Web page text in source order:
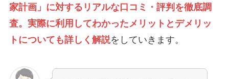
家計画」に対するリアルな口コミ・評判を徹底調
査。実際に利用してわかったメリットとデメリッ
トについても詳しく解説をしていきます。